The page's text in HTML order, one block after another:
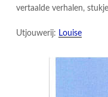
vertaalde verhalen,
Utjouwerij: Louise